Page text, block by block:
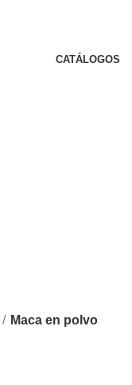
CATÁLOGOS
Maca en polvo